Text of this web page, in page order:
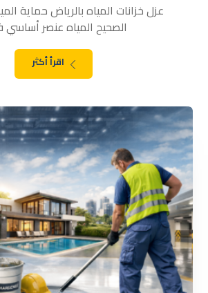
عزل خزانات المياه بالرياض حماية
الصحيح المياه عنصر أساسي
اقرأ أكثر